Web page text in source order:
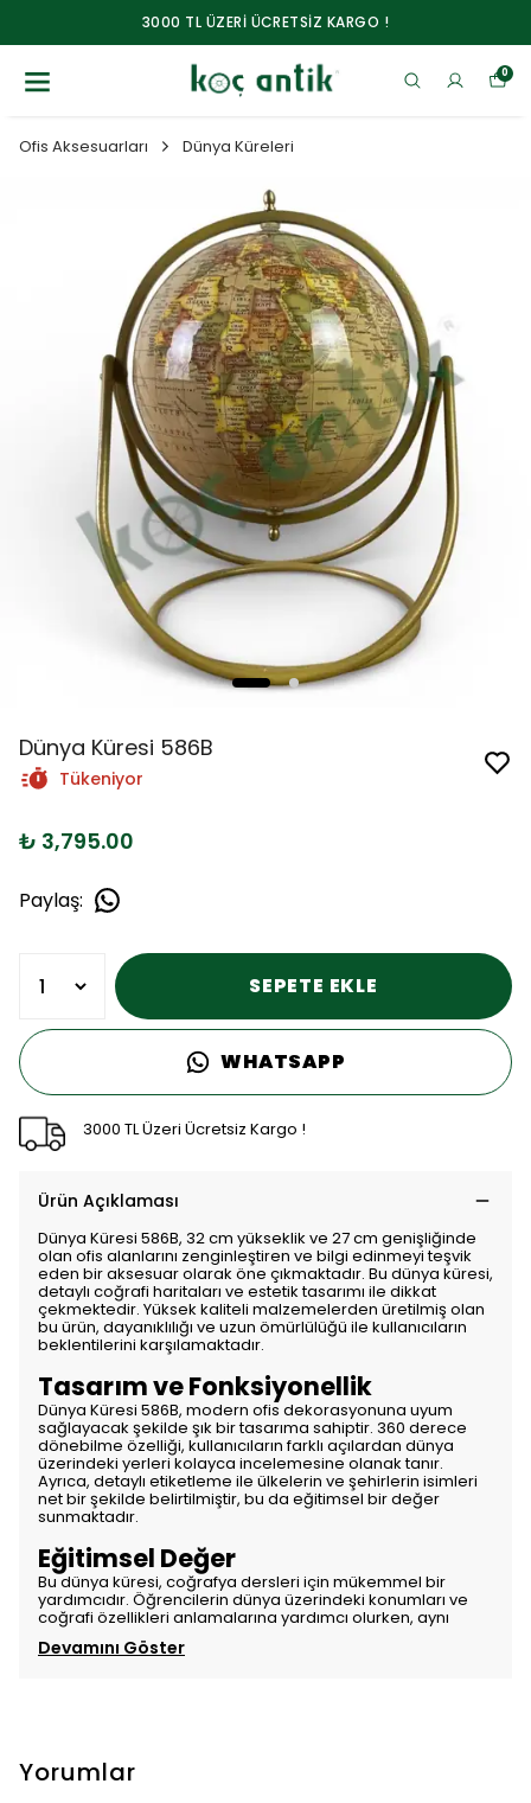
3000 TL ÜZERİ ÜCRETSİZ KARGO !
0
Ofis Aksesuarları Dünya Küreleri
Dünya Küresi 586B
Tükeniyor
₺ 3,795.00
Paylaş:
SEPETE EKLE
WHATSAPP
3000 TL Üzeri Ücretsiz Kargo !
Ürün Açıklaması
Dünya Küresi 586B, 32 cm yükseklik ve 27 cm genişliğinde
olan ofis alanlarını zenginleştiren ve bilgi edinmeyi teşvik
eden bir aksesuar olarak öne çıkmaktadır. Bu dünya küresi,
detaylı coğrafi haritaları ve estetik tasarımı ile dikkat
çekmektedir. Yüksek kaliteli malzemelerden üretilmiş olan
bu ürün, dayanıklılığı ve uzun ömürlülüğü ile kullanıcıların
beklentilerini karşılamaktadır.
Tasarım ve Fonksiyonellik
Dünya Küresi 586B, modern ofis dekorasyonuna uyum
sağlayacak şekilde şık bir tasarıma sahiptir. 360 derece
dönebilme özelliği, kullanıcıların farklı açılardan dünya
üzerindeki yerleri kolayca incelemesine olanak tanır.
Ayrıca, detaylı etiketleme ile ülkelerin ve şehirlerin isimleri
net bir şekilde belirtilmiştir, bu da eğitimsel bir değer
sunmaktadır.
Eğitimsel Değer
Bu dünya küresi, coğrafya dersleri için mükemmel bir
yardımcıdır. Öğrencilerin dünya üzerindeki konumları ve
coğrafi özellikleri anlamalarına yardımcı olurken, aynı
Devamını Göster
Yorumlar